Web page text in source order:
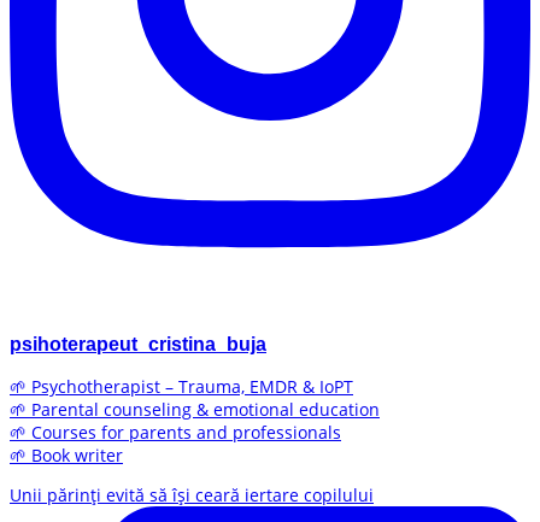
psihoterapeut_cristina_buja
🌱 Psychotherapist – Trauma, EMDR & IoPT
🌱 Parental counseling & emotional education
🌱 Courses for parents and professionals
🌱 Book writer
Unii părinți evită să își ceară iertare copilului